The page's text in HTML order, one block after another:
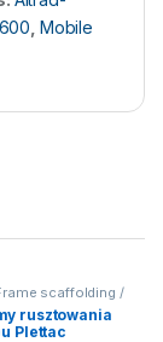
Mobile
scaffolding /
70 (Plettac)
rusztowania
Plettac